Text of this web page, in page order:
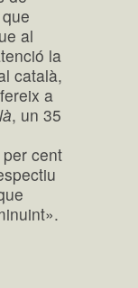
al
la
català,
a
, un 35
cent